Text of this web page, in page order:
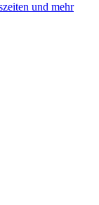
und mehr